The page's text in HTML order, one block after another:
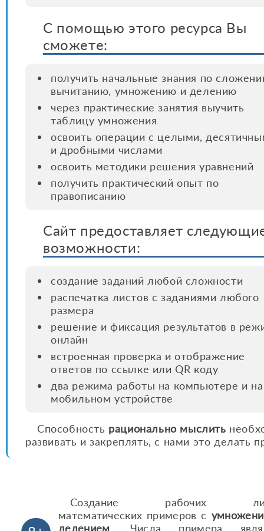
С помощью этого ресурса Вы
сможете:
получить начальные знания по
вычитанию, умножению и делению
через практические занятия выучить
таблицу умножения
освоить операции с целыми,
и дробными числами
освоить методики решения уравнений
получить практический опыт по
правописанию
Сайт предоставляет
возможности:
создание заданий любой сложности
распечатка листов с заданиями любого
размера
решение и фиксация результатов в
онлайн
встроенная проверка и отображение
ответов по ссылке или QR коду
два режима работы на компьютере и на
мобильном устройстве
Способность рационально мыслить
развивать и закреплять, с нами это делать
Создание рабочих
математических примеров с
делением. Числа примера